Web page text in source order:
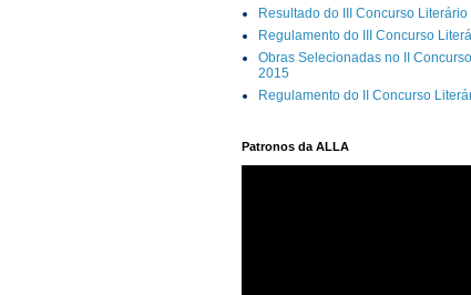
Resultado do III Concurso Literário
Regulamento do III Concurso
Obras Selecionadas no II
2015
Regulamento do II Concurso
Patronos da ALLA